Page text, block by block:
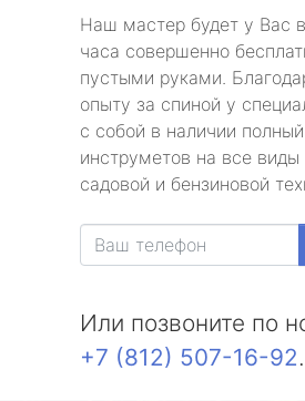
Наш мастер будет у Вас
часа совершенно
пустыми руками.
опыту за спиной у
с собой в наличии
инструметов на все
садовой и бензиновой
Или позвоните по
+7 (812) 507-16-92.